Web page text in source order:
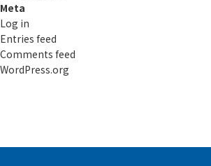
Meta
Log in
Entries feed
Comments feed
WordPress.org